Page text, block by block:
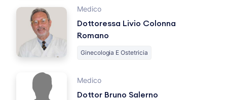
Medico
Dottoressa Livio Colonna
Romano
Ginecologia E Ostetricia
Medico
Dottor Bruno Salerno